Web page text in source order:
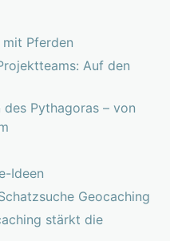
Pferden
Auf den
Pythagoras – von
Ideen
Geocaching
stärkt die